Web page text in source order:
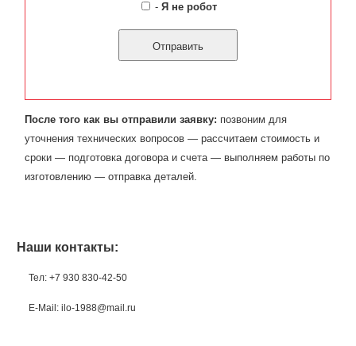
- Я не робот
После того как вы отправили заявку: позвоним для
уточнения технических вопросов — рассчитаем стоимость и
сроки — подготовка договора и счета — выполняем работы по
изготовлению — отправка деталей.
Наши контакты:
Тел: +7 930 830-42-50
E-Mail: ilo-1988@mail.ru